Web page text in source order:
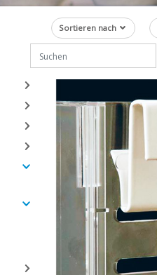
Sortieren nach